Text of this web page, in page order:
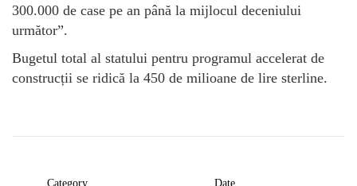
300.000 de case pe an până la mijlocul deceniului
următor”.
Bugetul total al statului pentru programul accelerat de
construcții se ridică la 450 de milioane de lire sterline.
Category Date